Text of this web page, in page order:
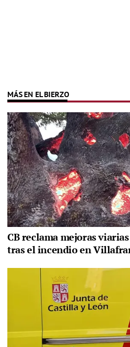
MÁS EN EL BIERZO
CB reclama mejoras
tras el incendio en